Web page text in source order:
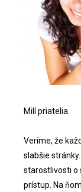
Milí priatelia.
Veríme, že
slabšie
starostlivosti o
prístup. Na